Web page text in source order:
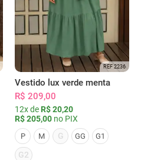
REF 2236
Vestido lux verde menta
R$ 209,00
12x de R$ 20,20
R$ 205,00 no PIX
P M G GG G1
G2